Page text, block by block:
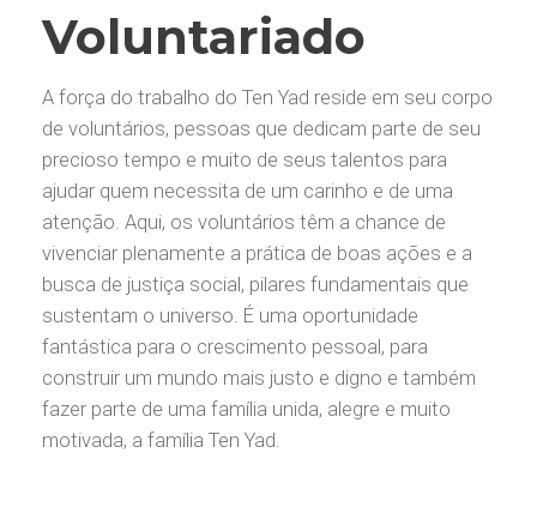
Voluntariado
A força do trabalho do Ten Yad reside em seu corpo
de voluntários, pessoas que dedicam parte de seu
precioso tempo e muito de seus talentos para
ajudar quem necessita de um carinho e de uma
atenção. Aqui, os voluntários têm a chance de
vivenciar plenamente a prática de boas ações e a
busca de justiça social, pilares fundamentais que
sustentam o universo. É uma oportunidade
fantástica para o crescimento pessoal, para
construir um mundo mais justo e digno e também
fazer parte de uma família unida, alegre e muito
motivada, a família Ten Yad.